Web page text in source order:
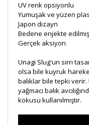
UV renk opsiyonlu
Yumuşak ve yüzen
Japon dizayn
Bedene enjekte
Gerçek aksiyon
Unagi Slug'un sırrı
olsa bile kuyruk
balıklar bile tepki
yağmacı balık
kokusu kullanılmıştır.